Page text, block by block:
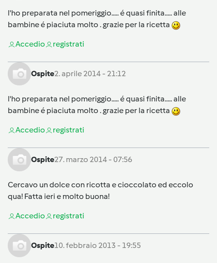
l'ho preparata nel pomeriggio..... é quasi finita..... alle
bambine é piaciuta molto . grazie per la ricetta
Accedio registrati
Ospite2. aprile 2014 - 21:12
l'ho preparata nel pomeriggio..... é quasi finita..... alle
bambine é piaciuta molto . grazie per la ricetta
Accedio registrati
Ospite27. marzo 2014 - 07:56
Cercavo un dolce con ricotta e cioccolato ed eccolo
qua! Fatta ieri e molto buona!
Accedio registrati
Ospite10. febbraio 2013 - 19:55